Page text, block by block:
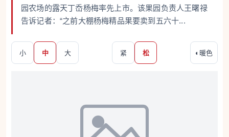
园农场的露天丁岙杨梅率先上市。该果园负责人王曙禄
告诉记者：“之前大棚杨梅精品果要卖到五六十...
小 中 大 紧 松 ◐ 暖色